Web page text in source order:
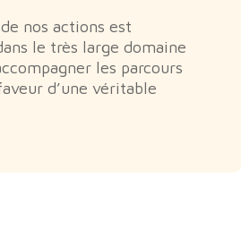
nos actions est
le très large domaine
les parcours
d’une véritable